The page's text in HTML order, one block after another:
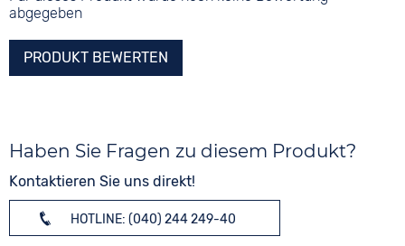
abgegeben
PRODUKT BEWERTEN
Haben Sie Fragen zu diesem Produkt?
Kontaktieren Sie uns direkt!
HOTLINE: (040) 244 249-40